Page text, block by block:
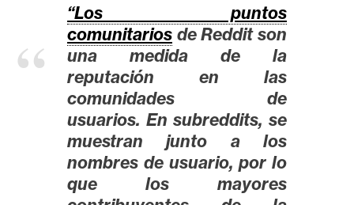
m
R
“Los puntos
comunitarios de Reddit son
una medida de la
reputación en las
comunidades de
usuarios. En subreddits, se
muestran junto a los
nombres de usuario, por lo
que los mayores